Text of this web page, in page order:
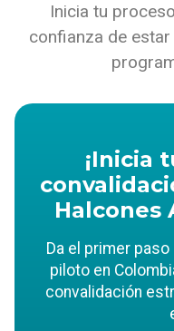
Inicia tu
confianza de
¡Inicia
Halcones
Da el primer
piloto en
convalidación